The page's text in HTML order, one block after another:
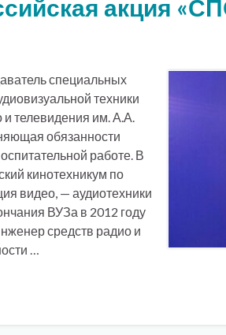
акция
специальных
техники
и телевидения им. А.А.
обязанности
работе. В
кинотехникум по
видео, — аудиотехники
ВУЗа в 2012 году
средств радио и
…